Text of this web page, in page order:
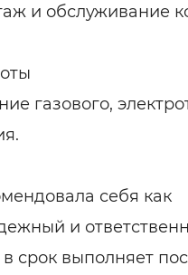
и обслуживание
газового,
себя как
и
срок выполняет